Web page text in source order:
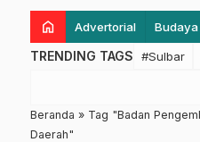
home Advertorial Budaya
TRENDING TAGS #Sulbar
Beranda » Tag "Badan
Daerah"